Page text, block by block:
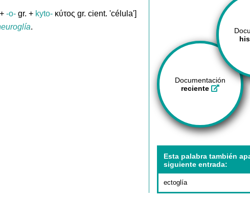
-o- gr. + kyto- κύτος gr. cient. 'célula']
.
Documentación
reciente
Esta palabra también
siguiente entrada:
ectoglía